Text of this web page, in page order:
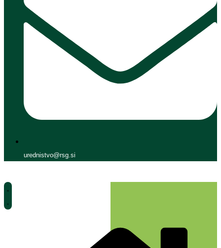
urednistvo@rsg.si